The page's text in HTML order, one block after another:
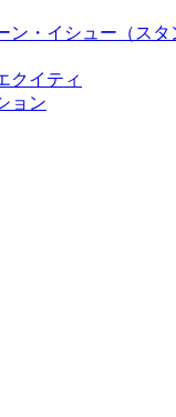
ン・イシュー（スタ
クイティ
ョン